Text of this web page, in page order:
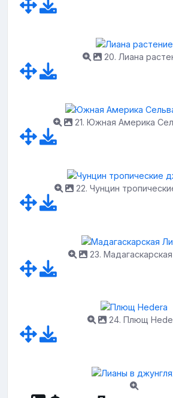
20. Лиана
21. Южная Америка
22. Чунцин
23.
24. Плющ